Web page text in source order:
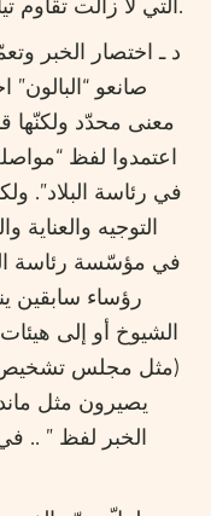
التي لا زالت تقاوم تيار الانفتاح والديموقراطية في العالم.
د ـ اختصار الخبر
صانعو
معنى محدّد ولكنّها
اعتمدوا لفظ
في رئاسة البلاد”.
التوجيه
في مؤسّسة رئاسة
رؤساء سابقين
الشيوخ أو إلى
يصيرون مثل
الخبر لفظ ” ..